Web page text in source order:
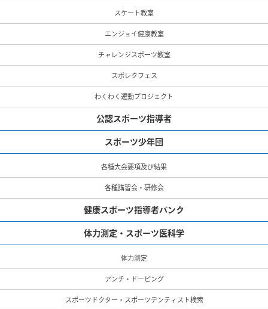
スケート教室
エンジョイ健康教室
チャレンジスポーツ教室
スポレクフェス
わくわく運動プロジェクト
公認スポーツ指導者
スポーツ少年団
各種大会要項及び結果
各種講習会・研修会
健康スポーツ指導者バンク
体力測定・スポーツ医科学
体力測定
アンチ・ドーピング
スポーツドクター・スポーツデンティスト検索